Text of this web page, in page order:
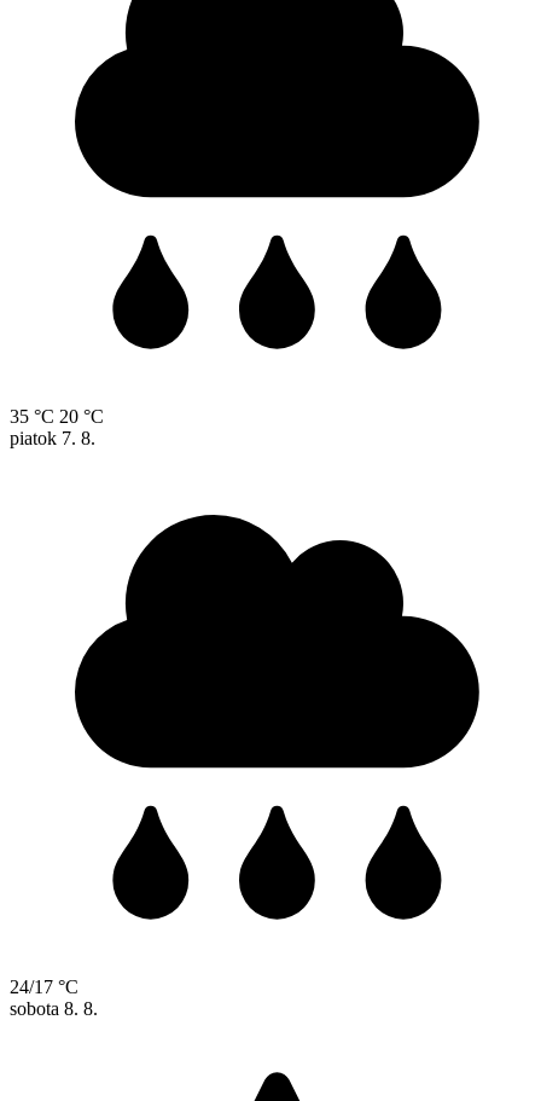
35 °C 20 °C
piatok 7. 8.
24/17 °C
sobota 8. 8.